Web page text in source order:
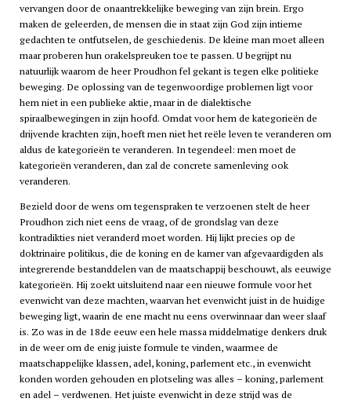
vervangen door de onaantrekkelijke beweging van zijn brein. Ergo
maken de geleerden, de mensen die in staat zijn God zijn intieme
gedachten te ontfutselen, de geschiedenis. De kleine man moet alleen
maar proberen hun orakelspreuken toe te passen. U begrijpt nu
natuurlijk waarom de heer Proudhon fel gekant is tegen elke politieke
beweging. De oplossing van de tegenwoordige problemen ligt voor
hem niet in een publieke aktie, maar in de dialektische
spiraalbewegingen in zijn hoofd. Omdat voor hem de kategorieën de
drijvende krachten zijn, hoeft men niet het reële leven te veranderen om
aldus de kategorieën te veranderen. In tegendeel: men moet de
kategorieën veranderen, dan zal de concrete samenleving ook
veranderen.
Bezield door de wens om tegenspraken te verzoenen stelt de heer
Proudhon zich niet eens de vraag, of de grondslag van deze
kontradikties niet veranderd moet worden. Hij lijkt precies op de
doktrinaire politikus, die de koning en de kamer van afgevaardigden als
integrerende bestanddelen van de maatschappij beschouwt, als eeuwige
kategorieën. Hij zoekt uitsluitend naar een nieuwe formule voor het
evenwicht van deze machten, waarvan het evenwicht juist in de huidige
beweging ligt, waarin de ene macht nu eens overwinnaar dan weer slaaf
is. Zo was in de 18de eeuw een hele massa middelmatige denkers druk
in de weer om de enig juiste formule te vinden, waarmee de
maatschappelijke klassen, adel, koning, parlement etc., in evenwicht
konden worden gehouden en plotseling was alles – koning, parlement
en adel – verdwenen. Het juiste evenwicht in deze strijd was de